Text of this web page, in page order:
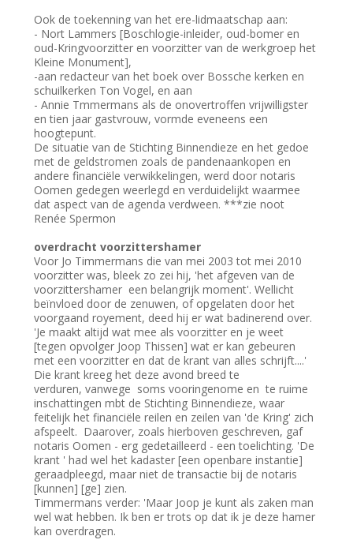
Ook de toekenning van het ere-lidmaatschap aan:
- Nort Lammers [Boschlogie-inleider, oud-bomer en
oud-Kringvoorzitter en voorzitter van de werkgroep het
Kleine Monument],
-aan redacteur van het boek over Bossche kerken en
schuilkerken Ton Vogel, en aan
- Annie Tmmermans als de onovertroffen vrijwilligster
en tien jaar gastvrouw, vormde eveneens een
hoogtepunt.
De situatie van de Stichting Binnendieze en het gedoe
met de geldstromen zoals de pandenaankopen en
andere financiële verwikkelingen, werd door notaris
Oomen gedegen weerlegd en verduidelijkt waarmee
dat aspect van de agenda verdween. ***zie noot
Renée Spermon
overdracht voorzittershamer
Voor Jo Timmermans die van mei 2003 tot mei 2010
voorzitter was, bleek zo zei hij, 'het afgeven van de
voorzittershamer een belangrijk moment'. Wellicht
beïnvloed door de zenuwen, of opgelaten door het
voorgaand royement, deed hij er wat badinerend over.
'Je maakt altijd wat mee als voorzitter en je weet
[tegen opvolger Joop Thissen] wat er kan gebeuren
met een voorzitter en dat de krant van alles schrijft....'
Die krant kreeg het deze avond breed te
verduren, vanwege soms vooringenome en te ruime
inschattingen mbt de Stichting Binnendieze, waar
feitelijk het financiële reilen en zeilen van 'de Kring' zich
afspeelt. Daarover, zoals hierboven geschreven, gaf
notaris Oomen - erg gedetailleerd - een toelichting. 'De
krant ' had wel het kadaster [een openbare instantie]
geraadpleegd, maar niet de transactie bij de notaris
[kunnen] [ge] zien.
Timmermans verder: 'Maar Joop je kunt als zaken man
wel wat hebben. Ik ben er trots op dat ik je deze hamer
kan overdragen.